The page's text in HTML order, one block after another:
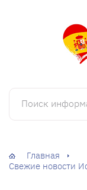
Поиск информации
Главная
Свежие новости